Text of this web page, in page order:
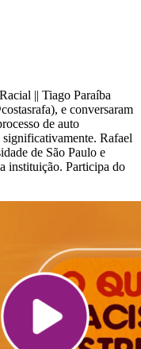
|| Tiago Paraíba
e conversaram
de auto
significativamente. Rafael
de São Paulo e
instituição. Participa do